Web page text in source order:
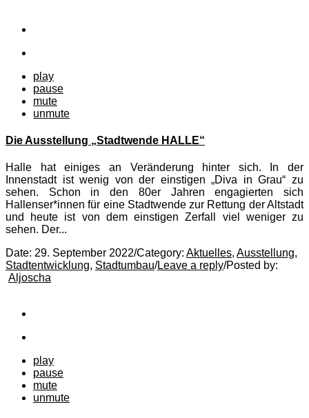
play
pause
mute
unmute
Die Ausstellung „Stadtwende HALLE“
Halle hat einiges an Veränderung hinter sich. In der
Innenstadt ist wenig von der einstigen „Diva in Grau“ zu
sehen. Schon in den 80er Jahren engagierten sich
Hallenser*innen für eine Stadtwende zur Rettung der Altstadt
und heute ist von dem einstigen Zerfall viel weniger zu
sehen. Der...
Date: 29. September 2022/Category: Aktuelles, Ausstellung,
Stadtentwicklung, Stadtumbau/Leave a reply/Posted by:
Aljoscha
play
pause
mute
unmute